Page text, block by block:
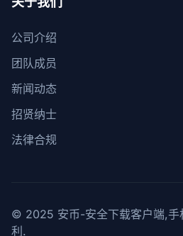
公司介绍
团队成员
新闻动态
招贤纳士
法律合规
© 2025 安币-安全下载客户端,手
利.